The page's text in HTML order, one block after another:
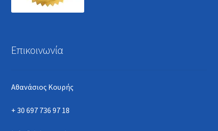
Επικοινωνία
Αθανάσιος Κουρής
+ 30 697 736 97 18